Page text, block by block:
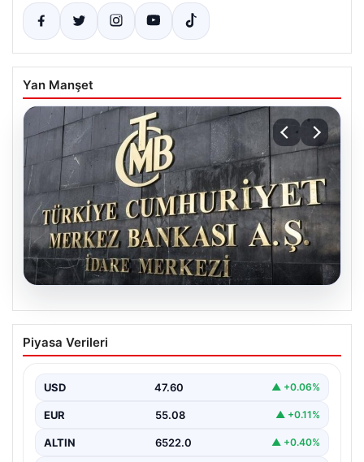
Yan Manşet
Merkez Bankası Nisan Ayı Faiz Kararı Ne
Zaman Açıklanacak? Ekonomistlerin
Türkiye Cumhuriyet Merkez Bankası (TCMB) Para
üzere…
Piyasa Verileri
USD 47.60 ▲ +0.06%
EUR 55.08 ▲ +0.11%
ALTIN 6522.0 ▲ +0.40%